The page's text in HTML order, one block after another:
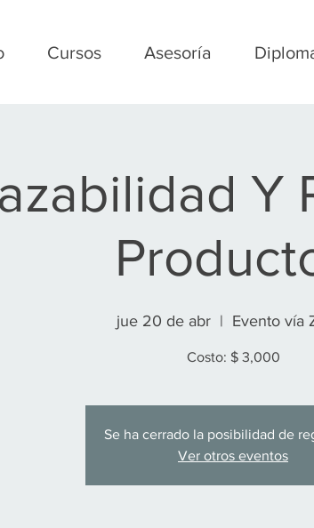
Cursos Asesoría
Y
jue 20 de abr
  |
Evento vía
Costo: $ 3,000
Se ha cerrado la posibilidad de
Ver otros eventos